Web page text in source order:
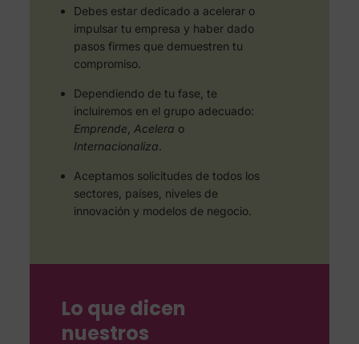
Debes estar dedicado a acelerar o
impulsar tu empresa y haber dado
pasos firmes que demuestren tu
compromiso.
Dependiendo de tu fase, te
incluiremos en el grupo adecuado:
Emprende Acelera o
Internacionaliza.
Aceptamos solicitudes de todos los
sectores, países, niveles de
innovación y modelos de negocio.
Lo que dicen
nuestros